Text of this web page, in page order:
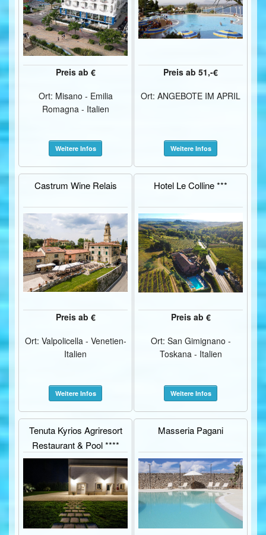
Preis ab €
Ort: Misano - Emilia
Romagna - Italien
Weitere Infos
Preis ab 51,-€
Ort: ANGEBOTE IM APRIL
Weitere Infos
Castrum Wine Relais
Preis ab €
Ort: Valpolicella - Venetien-
Italien
Weitere Infos
Hotel Le Colline ***
Preis ab €
Ort: San Gimignano -
Toskana - Italien
Weitere Infos
Tenuta Kyrios Agriresort
Restaurant & Pool ****
Masseria Pagani